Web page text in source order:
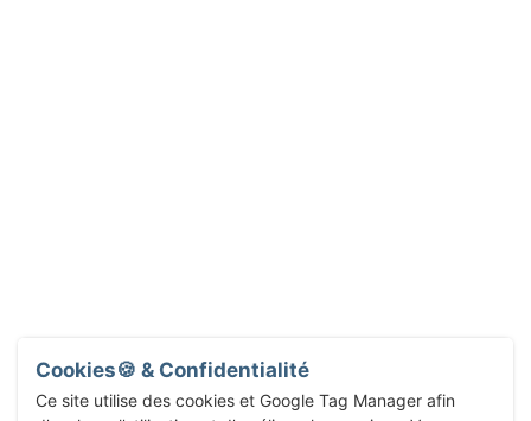
Cookies🍪 & Confidentialité
Ce site utilise des cookies et Google Tag Manager afin